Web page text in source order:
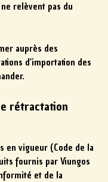
relèvent pas du
auprès des
d’importation des
rétractation
en vigueur (Code de la
fournis par Viungos
et de la